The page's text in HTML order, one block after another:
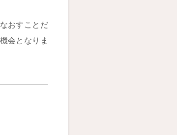
おすことだ
会となりま